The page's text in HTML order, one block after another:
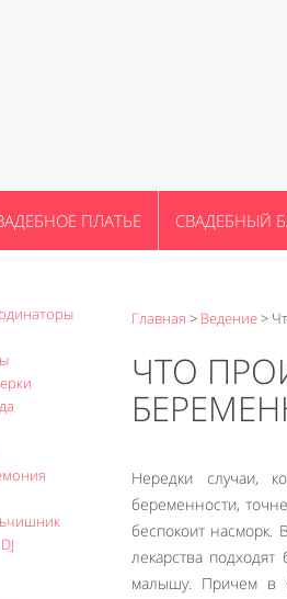
ПЛАТЬЕ СВАДЕБНЫЙ
Главная > Ведение>
ЧТО
Нередки случаи,
беременности,
беспокоит насморк.
лекарства
малышу. Причем в